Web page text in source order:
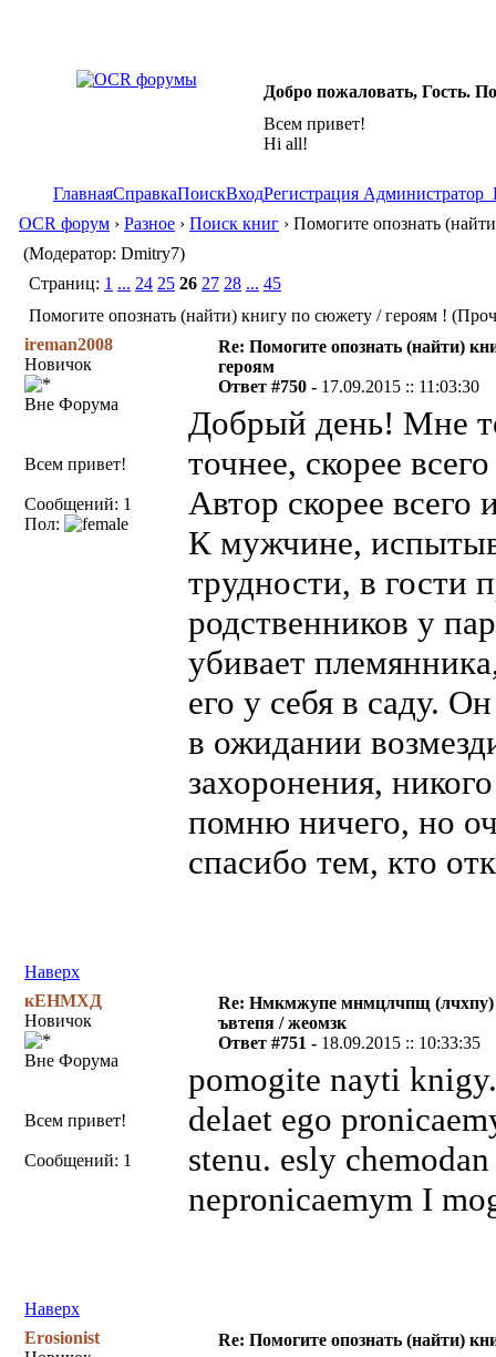
Добро пожаловать, Гость.
Всем привет!
Hi all!
ГлавнаяСправкаПоискВходРегистрация Администратор
OCR форум › Разное › Поиск книг › Помогите опознать
(Модератор: Dmitry7)
Страниц: 1 ... 24 25 26 27 28 ... 45
Помогите опознать (найти) книгу по сюжету / героям !
ireman2008
Новичок
Вне Форума
Всем привет!
Сообщений: 1
Пол:
Re: Помогите опознать (найти)
героям
Ответ #750 - 17.09.2015 :: 11:03:30
Добрый день! Мне
точнее, скорее
Автор скорее
К мужчине,
трудности, в гости
родственников у
убивает
его у себя в саду.
в ожидании
захоронения,
помню ничего, но
спасибо тем, кто
Наверх
кЕНМХД
Новичок
Вне Форума
Всем привет!
Сообщений: 1
Re: Нмкмжупе мнмцлчпщ
ъвтепя / жеомзк
Ответ #751 - 18.09.2015 :: 10:33:35
pomogite nayti
delaet ego
stenu. esly
nepronicaemym I
Наверх
Erosionist
Re: Помогите опознать (найти)